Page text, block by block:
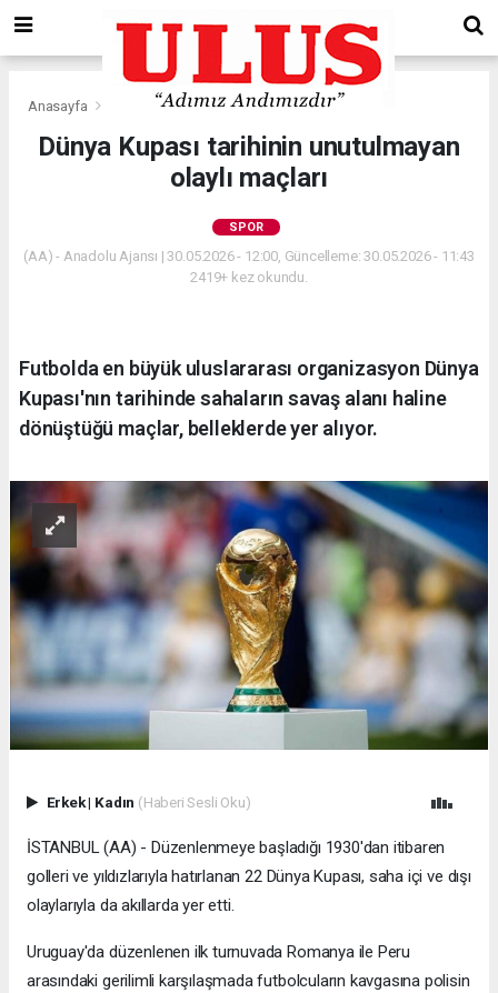
Anasayfa
Dünya Kupası tarihinin unutulmayan
olaylı maçları
SPOR
(AA) - Anadolu Ajansı | 30.05.2026 - 12:00, Güncelleme: 30.05.2026 - 11:43
2419+ kez okundu.
Futbolda en büyük uluslararası organizasyon Dünya
Kupası'nın tarihinde sahaların savaş alanı haline
dönüştüğü maçlar, belleklerde yer alıyor.
Erkek| Kadın (Haberi Sesli Oku)
İSTANBUL (AA) - Düzenlenmeye başladığı 1930'dan itibaren
golleri ve yıldızlarıyla hatırlanan 22 Dünya Kupası, saha içi ve dışı
olaylarıyla da akıllarda yer etti.
Uruguay'da düzenlenen ilk turnuvada Romanya ile Peru
arasındaki gerilimli karşılaşmada futbolcuların kavgasına polisin